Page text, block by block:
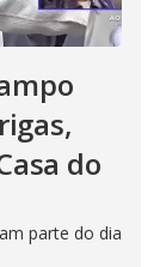
do
parte do dia